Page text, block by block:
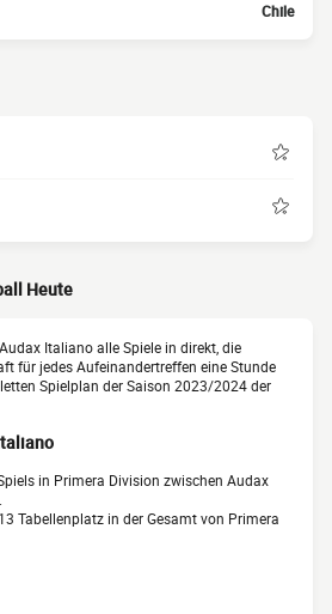
Chile
Heute
Italiano alle Spiele in direkt, die
für jedes Aufeinandertreffen eine Stunde
Spielplan der Saison 2023/2024 der
in Primera Division zwischen Audax
Tabellenplatz in der Gesamt von Primera